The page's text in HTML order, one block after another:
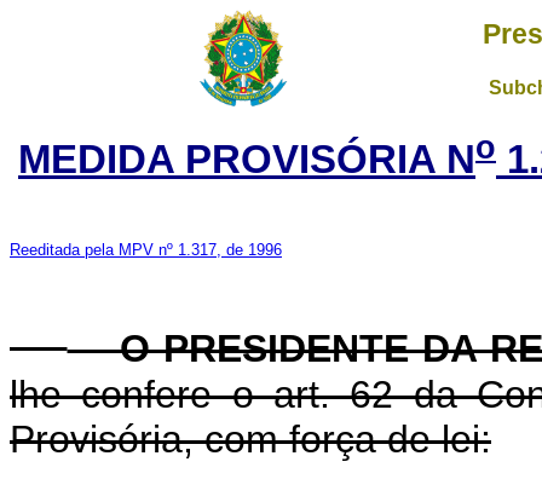
MEDIDA PROVISÓRIA No
Reeditada pela MPV nº 1.317, de 1996
O PRESIDENTE DA
lhe confere o art. 62 da
Provisória, com força de lei: